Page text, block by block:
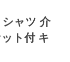
シャツ 介
ト付 キ